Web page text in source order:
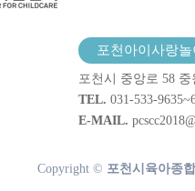
포천아이사랑
포천시 중앙로 58
TEL. 031-533-
E-MAIL.
Copyright © 포천시육아종